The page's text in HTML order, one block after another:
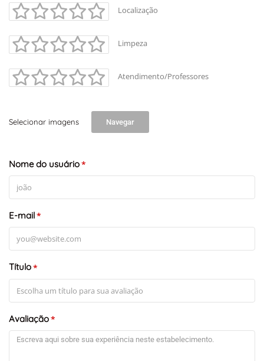
+-
Localização
Limpeza
Atendimento/Professores
Selecionar imagens Navegar
Nome do usuário*
E-mail*
Título*
Avaliação*